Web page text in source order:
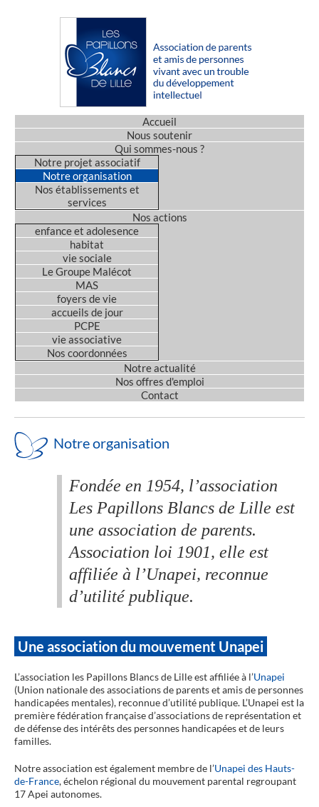
Accueil
Nous soutenir
Qui sommes-nous ?
Notre projet associatif
Notre organisation
Nos établissements et
services
Nos actions
enfance et adolesence
habitat
vie sociale
Le Groupe Malécot
MAS
foyers de vie
accueils de jour
PCPE
vie associative
Nos coordonnées
Notre actualité
Nos offres d'emploi
Contact
Notre organisation
Fondée en 1954, l’association
Les Papillons Blancs de Lille est
une association de parents.
Association loi 1901, elle est
affiliée à l’Unapei, reconnue
d’utilité publique.
Une association du mouvement Unapei
L’association les Papillons Blancs de Lille est affiliée à l’Unapei
(Union nationale des associations de parents et amis de personnes
handicapées mentales), reconnue d’utilité publique. L’Unapei est la
première fédération française d’associations de représentation et
de défense des intérêts des personnes handicapées et de leurs
familles.
Notre association est également membre de l’Unapei des Hauts-
de-France, échelon régional du mouvement parental regroupant
17 Apei autonomes.